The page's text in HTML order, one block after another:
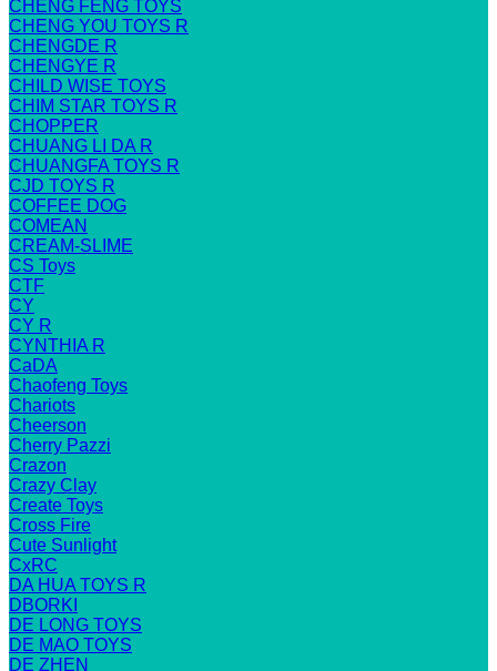
CHENG FENG TOYS
CHENG YOU TOYS R
CHENGDE R
CHENGYE R
CHILD WISE TOYS
CHIM STAR TOYS R
CHOPPER
CHUANG LI DA R
CHUANGFA TOYS R
CJD TOYS R
COFFEE DOG
COMEAN
CREAM-SLIME
CS Toys
CTF
CY
CY R
CYNTHIA R
CaDA
Chaofeng Toys
Chariots
Cheerson
Cherry Pazzi
Crazon
Crazy Clay
Create Toys
Cross Fire
Cute Sunlight
CxRC
DA HUA TOYS R
DBORKI
DE LONG TOYS
DE MAO TOYS
DE ZHEN